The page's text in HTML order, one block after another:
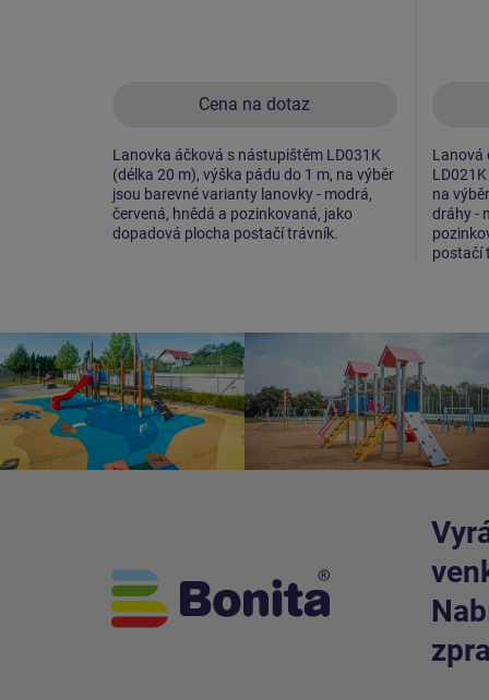
Cena na dotaz
Lanovka áčková s nástupištěm LD031K
(délka 20 m), výška pádu do 1 m, na výběr
jsou barevné varianty lanovky - modrá,
červená, hnědá a pozinkovaná, jako
dopadová plocha postačí trávník.
Lanová
na
dráhy -
postačí